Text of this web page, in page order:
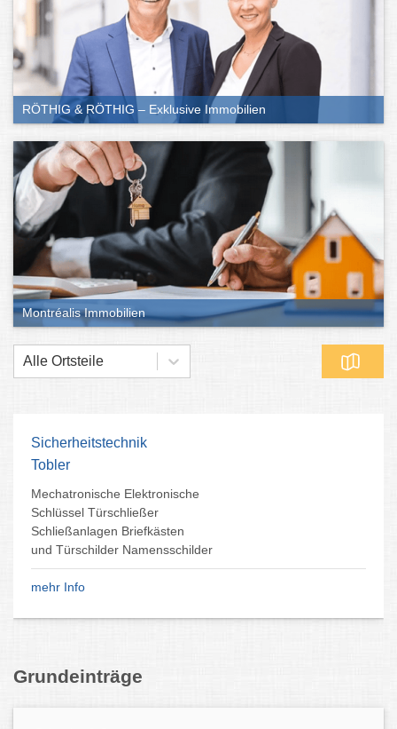
RÖTHIG & RÖTHIG – Exklusive Immobilien
Montréalis Immobilien
Alle Ortsteile
Sicherheitstechnik
Tobler
Mechatronische Elektronische
Schlüssel Türschließer
Schließanlagen Briefkästen
und Türschilder Namensschilder
mehr Info
Grundeinträge